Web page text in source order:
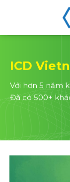
ICD
Với hơn 5 năm
Đã có 500+